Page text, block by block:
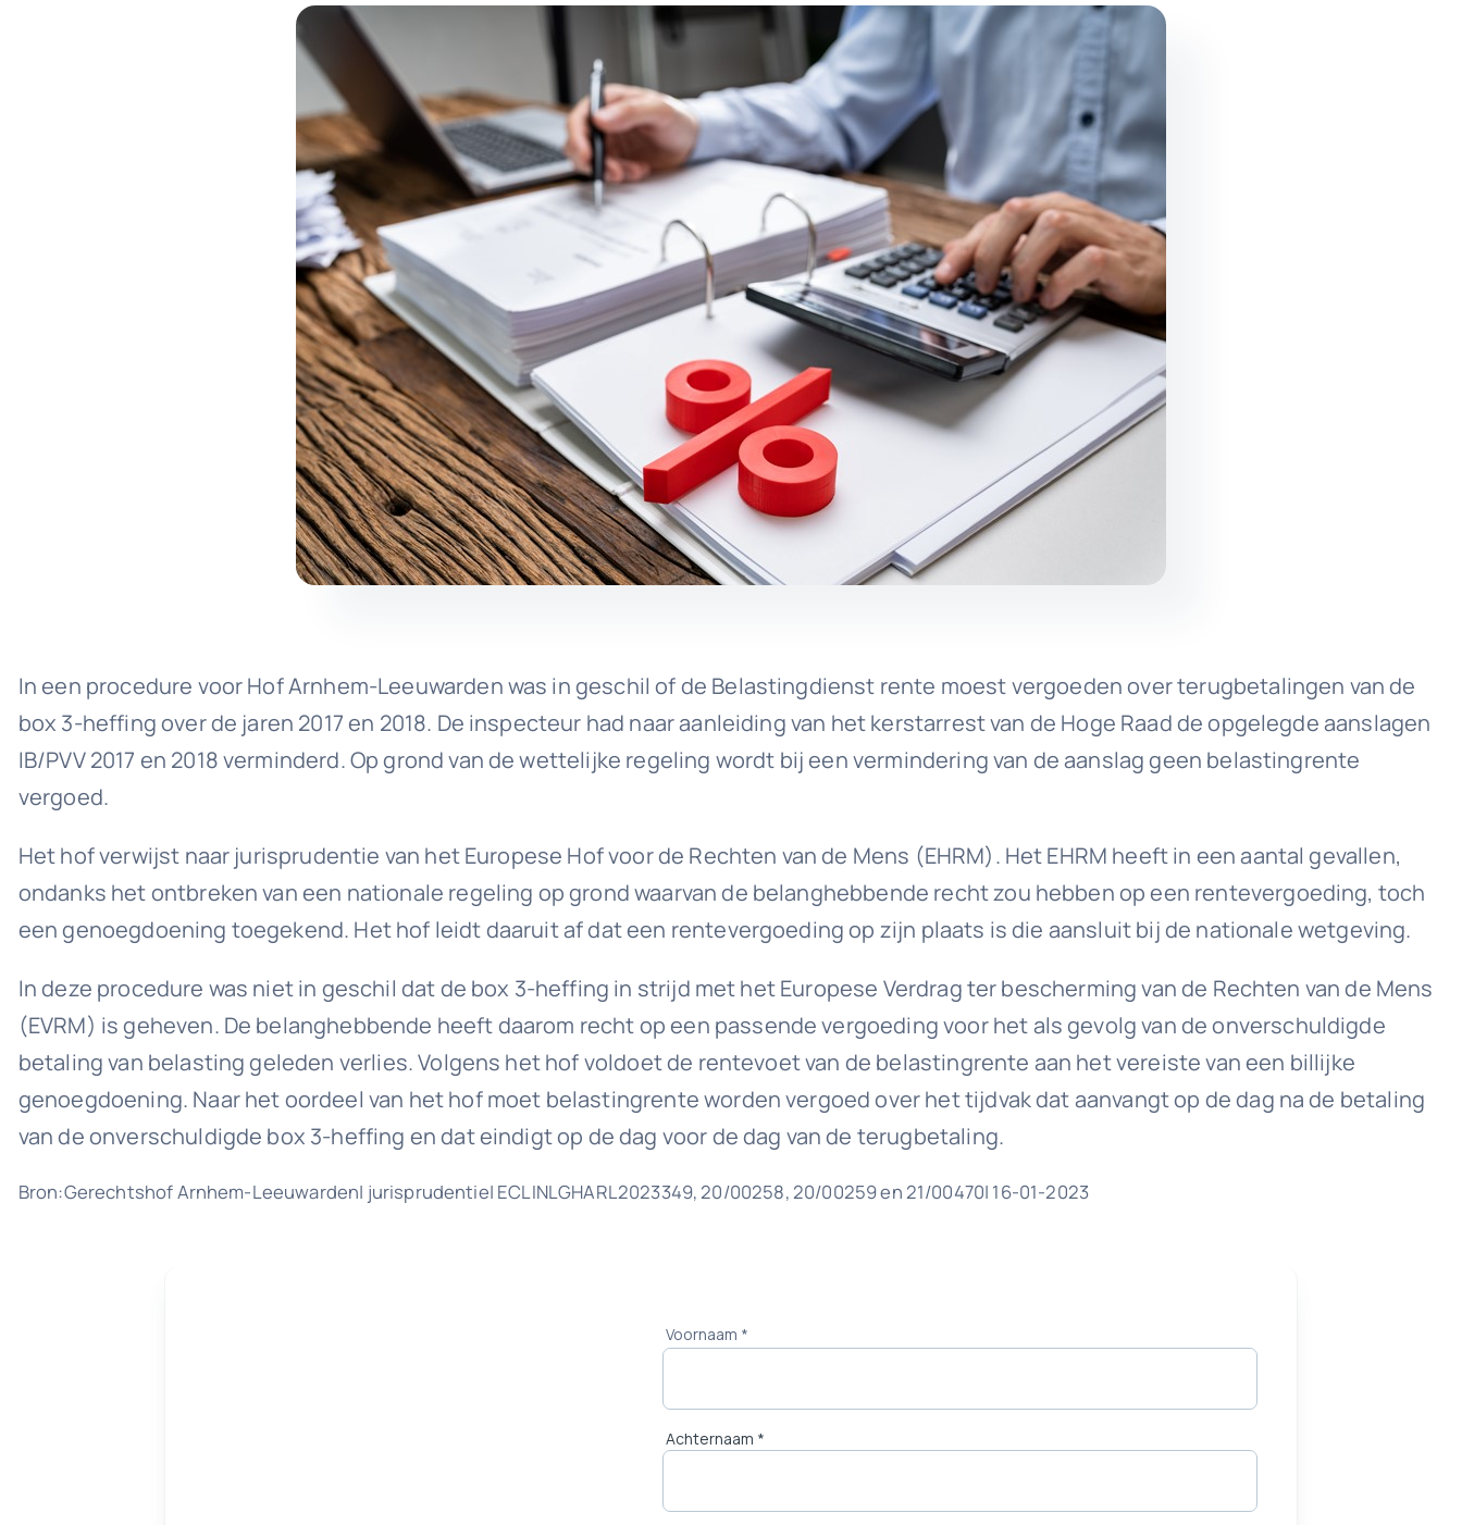
In een procedure voor Hof Arnhem-Leeuwarden was in geschil of de Belastingdienst rente moest vergoeden over terugbetalingen van de
box 3-heffing over de jaren 2017 en 2018. De inspecteur had naar aanleiding van het kerstarrest van de Hoge Raad de opgelegde aanslagen
IB/PVV 2017 en 2018 verminderd. Op grond van de wettelijke regeling wordt bij een vermindering van de aanslag geen belastingrente
vergoed.
Het hof verwijst naar jurisprudentie van het Europese Hof voor de Rechten van de Mens (EHRM). Het EHRM heeft in een aantal gevallen,
ondanks het ontbreken van een nationale regeling op grond waarvan de belanghebbende recht zou hebben op een rentevergoeding, toch
een genoegdoening toegekend. Het hof leidt daaruit af dat een rentevergoeding op zijn plaats is die aansluit bij de nationale wetgeving.
In deze procedure was niet in geschil dat de box 3-heffing in strijd met het Europese Verdrag ter bescherming van de Rechten van de Mens
(EVRM) is geheven. De belanghebbende heeft daarom recht op een passende vergoeding voor het als gevolg van de onverschuldigde
betaling van belasting geleden verlies. Volgens het hof voldoet de rentevoet van de belastingrente aan het vereiste van een billijke
genoegdoening. Naar het oordeel van het hof moet belastingrente worden vergoed over het tijdvak dat aanvangt op de dag na de betaling
van de onverschuldigde box 3-heffing en dat eindigt op de dag voor de dag van de terugbetaling.
Bron:Gerechtshof Arnhem-Leeuwarden| jurisprudentie| ECLINLGHARL2023349, 20/00258, 20/00259 en 21/00470| 16-01-2023